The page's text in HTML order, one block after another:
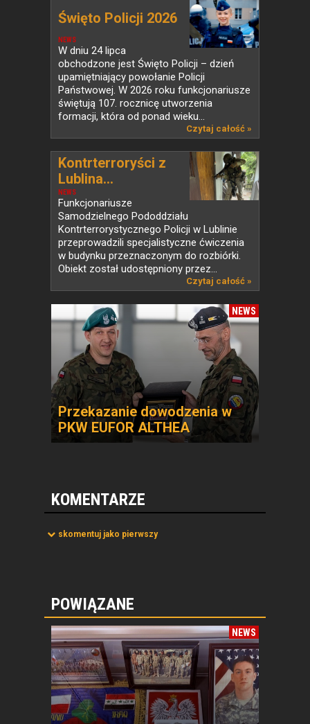
NEWS
Święto Policji 2026
W dniu 24 lipca
obchodzone jest Święto Policji – dzień
upamiętniający powołanie Policji
Państwowej. W 2026 roku funkcjonariusze
świętują 107. rocznicę utworzenia
formacji, która od ponad wieku...
Czytaj całość »
NEWS
Kontrterroryści z
Lublina...
Funkcjonariusze
Samodzielnego Pododdziału
Kontrterrorystycznego Policji w Lublinie
przeprowadzili specjalistyczne ćwiczenia
w budynku przeznaczonym do rozbiórki.
Obiekt został udostępniony przez...
Czytaj całość »
NEWS
Przekazanie dowodzenia w
PKW EUFOR ALTHEA
KOMENTARZE
skomentuj jako pierwszy
POWIĄZANE
NEWS